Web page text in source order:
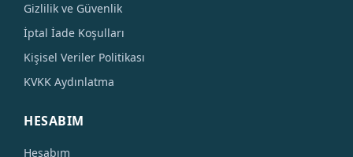
Gizlilik ve Güvenlik
İptal İade Koşulları
Kişisel Veriler Politikası
KVKK Aydınlatma
HESABIM
Hesabım